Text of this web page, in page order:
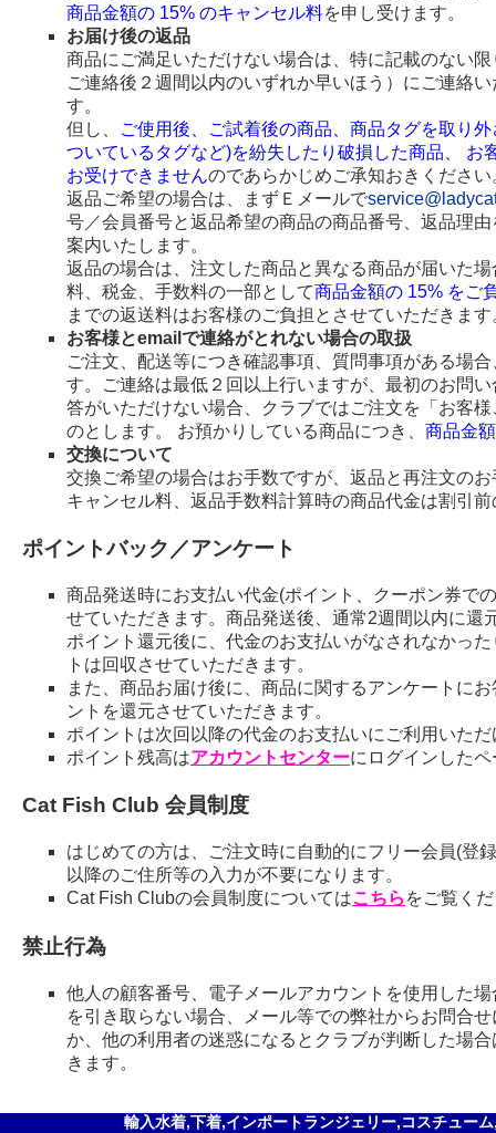
商品金額の 15% のキャンセル料を申し受けます。
お届け後の返品
商品にご満足いただけない場合は、特に記載のない
ご連絡後２週間以内のいずれか早いほう）にご連絡
す。
但し、
ご使用後、ご試着後の商品、商品タグを取り
ついているタグなど)を紛失したり破損した商品、
お受けできませんのであらかじめご承知おきください
返品ご希望の場合は、まずＥメールで
号／会員番号と返品希望の商品の商品番号、返品理
案内いたします。
返品の場合は、注文した商品と異なる商品が届いた
料、税金、手数料の一部として商品金額の 15% をご
までの返送料はお客様のご負担とさせていただきます
お客様とemailで連絡がとれない場合の取扱
ご注文、配送等につき確認事項、質問事項がある場
す。ご連絡は最低２回以上行いますが、最初のお問
答がいただけない場合、クラブではご注文を「お客
のとします。 お預かりしている商品につき、 商品金
交換について
交換ご希望の場合はお手数ですが、返品と再注文の
キャンセル料、返品手数料計算時の商品代金は割引
ポイントバック／アンケート
商品発送時にお支払い代金(ポイント、クーポン券で
せていただきます。商品発送後、通常2週間以内に還
ポイント還元後に、代金のお支払いがなされなかっ
トは回収させていただきます。
また、商品お届け後に、商品に関するアンケートに
ントを還元させていただきます。
ポイントは次回以降の代金のお支払いにご利用いた
ポイント残高はアカウントセンターにログインした
Cat Fish Club 会員制度
はじめての方は、ご注文時に自動的にフリー会員(登
以降のご住所等の入力が不要になります。
Cat Fish Clubの会員制度についてはこちら をご覧く
禁止行為
他人の顧客番号、電子メールアカウントを使用した
を引き取らない場合、メール等での弊社からお問合
か、他の利用者の迷惑になるとクラブが判断した場
きます。
輸入水着,下着,インポートランジェリー,コスチュー